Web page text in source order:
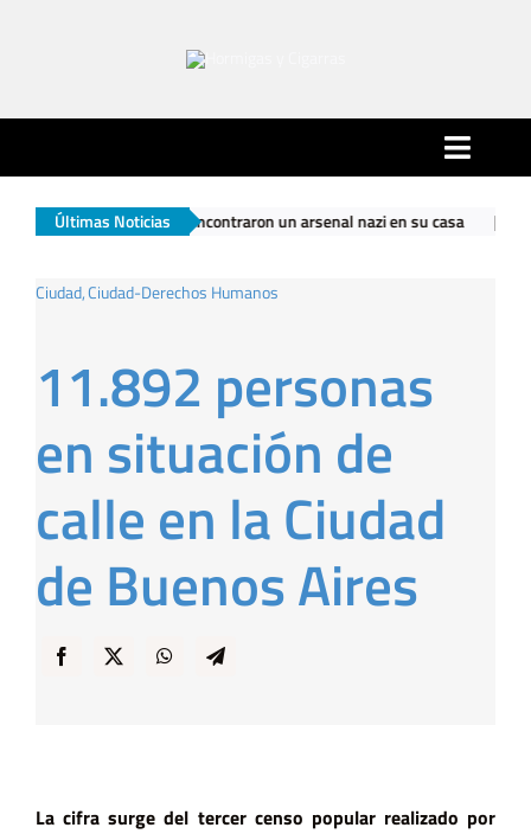
Toggle
Inicio
Ciudad
Actualidad
… y Cigarras
Últimas Noticias
encontraron un arsenal nazi en su casa | El Gobierno
Ciudad Ciudad-Derechos Humanos
11.892 personas
en situación de
calle en la Ciudad
de Buenos Aires
La cifra surge del tercer censo popular realizado por